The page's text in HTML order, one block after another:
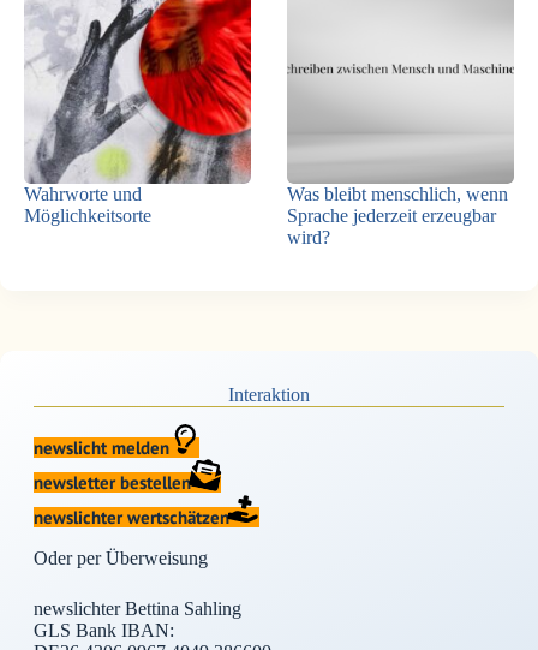
Wahrworte und
Möglichkeitsorte
Was bleibt menschlich, wenn
Sprache jederzeit erzeugbar
wird?
Interaktion
newslicht melden
newsletter bestellen
newslichter wertschätzen
Oder per Überweisung
newslichter Bettina Sahling
GLS Bank IBAN: